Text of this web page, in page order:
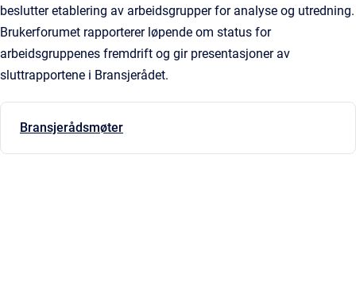
beslutter etablering av arbeidsgrupper for analyse og utredning.
Brukerforumet rapporterer løpende om status for
arbeidsgruppenes fremdrift og gir presentasjoner av
sluttrapportene i Bransjerådet.
Bransjerådsmøter